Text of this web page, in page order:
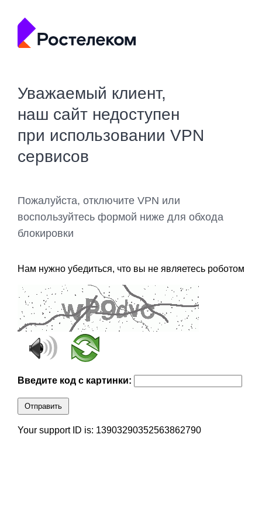
Уважаемый клиент,
наш сайт недоступен
при использовании VPN
сервисов
Пожалуйста, отключите VPN или
воспользуйтесь формой ниже для обхода
блокировки
Нам нужно убедиться, что вы не являетесь роботом
Введите код с картинки:
Отправить
Your support ID is: 13903290352563862790